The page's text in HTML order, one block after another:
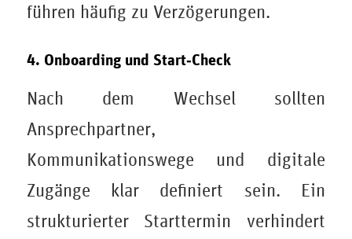
führen häufig zu Verzögerungen.
4. Onboarding und Start‑Check
Nach dem Wechsel sollten
Ansprechpartner,
Kommunikationswege und digitale
Zugänge klar definiert sein. Ein
strukturierter Starttermin verhindert